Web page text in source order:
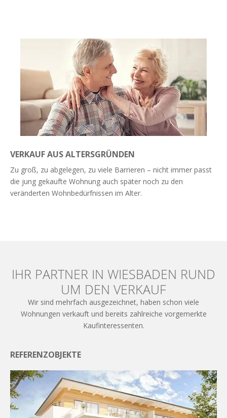
VERKAUF AUS ALTERSGRÜNDEN
Zu groß, zu abgelegen, zu viele Barrieren – nicht immer passt
die jung gekaufte Wohnung auch später noch zu den
veränderten Wohnbedürfnissen im Alter.
IHR PARTNER IN WIESBADEN RUND
UM DEN VERKAUF
Wir sind mehrfach ausgezeichnet, haben schon viele
Wohnungen verkauft und bereits zahlreiche vorgemerkte
Kaufinteressenten.
REFERENZOBJEKTE